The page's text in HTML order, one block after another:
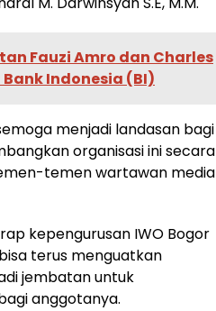
Fauzi Amro dan Charles
Bank Indonesia (BI)
menjadi landasan bagi
organisasi ini secara
temen wartawan media
kepengurusan IWO Bogor
terus menguatkan
jembatan untuk
anggotanya.